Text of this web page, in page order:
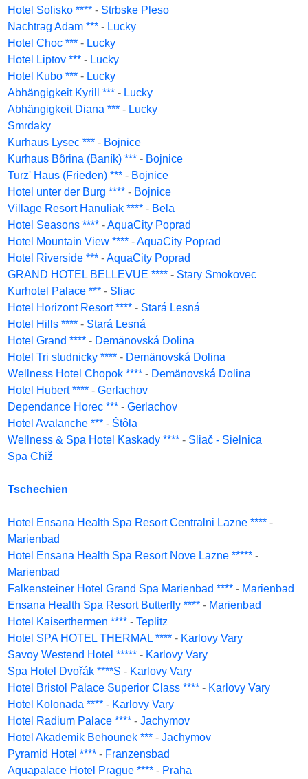
Hotel Solisko **** - Strbske Pleso
Nachtrag Adam *** - Lucky
Hotel Choc *** - Lucky
Hotel Liptov *** - Lucky
Hotel Kubo *** - Lucky
Abhängigkeit Kyrill *** - Lucky
Abhängigkeit Diana *** - Lucky
Smrdaky
Kurhaus Lysec *** - Bojnice
Kurhaus Bôrina (Baník) *** - Bojnice
Turz' Haus (Frieden) *** - Bojnice
Hotel unter der Burg **** - Bojnice
Village Resort Hanuliak **** - Bela
Hotel Seasons **** -AquaCity Poprad
Hotel Mountain View **** -AquaCity Poprad
Hotel Riverside *** -AquaCity Poprad
GRAND HOTEL BELLEVUE **** - Stary Smokovec
Kurhotel Palace *** - Sliac
Hotel Horizont Resort **** - Stará Lesná
Hotel Hills **** - Stará Lesná
Hotel Grand **** - Demänovská Dolina
Hotel Tri studnicky **** - Demänovská Dolina
Wellness Hotel Chopok **** - Demänovská Dolina
Hotel Hubert **** - Gerlachov
Dependance Horec *** - Gerlachov
Hotel Avalanche *** - Štôla
Wellness & Spa Hotel Kaskady **** - Sliač - Sielnica
Spa Chiž
Tschechien
Hotel Ensana Health Spa Resort Centralni Lazne **** -
Marienbad
Hotel Ensana Health Spa Resort Nove Lazne ***** -
Marienbad
Falkensteiner Hotel Grand Spa Marienbad **** - Marienbad
Ensana Health Spa Resort Butterfly **** - Marienbad
Hotel Kaiserthermen **** - Teplitz
Hotel SPA HOTEL THERMAL **** - Karlovy Vary
Savoy Westend Hotel ***** - Karlovy Vary
Spa Hotel Dvořák ****S - Karlovy Vary
Hotel Bristol Palace Superior Class **** - Karlovy Vary
Hotel Kolonada **** - Karlovy Vary
Hotel Radium Palace **** - Jachymov
Hotel Akademik Behounek *** - Jachymov
Pyramid Hotel **** - Franzensbad
Aquapalace Hotel Prague **** - Praha